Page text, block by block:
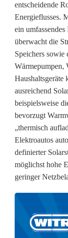
–
D
i
e
E
n
e
r
g
i
e
entscheidende
Energieflusses.
ein
überwacht die
Speichers sowie
Wärmepumpen,
Haushaltsgeräte
ausreichend
beispielsweise
bevorzugt
„thermisch
Elektroautos
definierter
möglichst hohe
geringer